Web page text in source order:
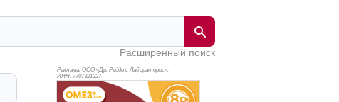
Расширенный поиск
Реклама. ООО «Др. Редди’с Лабораторис»,
ИНН: 7707321227